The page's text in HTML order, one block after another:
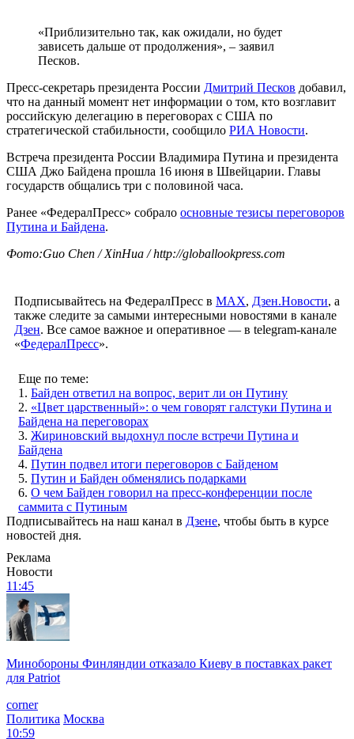
«Приблизительно так, как ожидали, но будет
зависеть дальше от продолжения», – заявил
Песков.
Пресс-секретарь президента России Дмитрий Песков добавил,
что на данный момент нет информации о том, кто возглавит
российскую делегацию в переговорах с США по
стратегической стабильности, сообщило РИА Новости.
Встреча президента России Владимира Путина и президента
США Джо Байдена прошла 16 июня в Швейцарии. Главы
государств общались три с половиной часа.
Ранее «ФедералПресс» собрало основные тезисы переговоров
Путина и Байдена.
Фото:Guo Chen / XinHua / http://globallookpress.com
Подписывайтесь на ФедералПресс в МАХ, Дзен.Новости, а
также следите за самыми интересными новостями в канале
Дзен. Все самое важное и оперативное — в telegram-канале
«ФедералПресс».
Еще по теме:
1. Байден ответил на вопрос, верит ли он Путину
2. «Цвет царственный»: о чем говорят галстуки Путина и
Байдена на переговорах
3. Жириновский выдохнул после встречи Путина и
Байдена
4. Путин подвел итоги переговоров с Байденом
5. Путин и Байден обменялись подарками
6. О чем Байден говорил на пресс-конференции после
саммита с Путиным
Подписывайтесь на наш канал в Дзене, чтобы быть в курсе
новостей дня.
Реклама
Новости
11:45
Минобороны Финляндии отказало Киеву в поставках ракет
для Patriot
corner
Политика Москва
10:59